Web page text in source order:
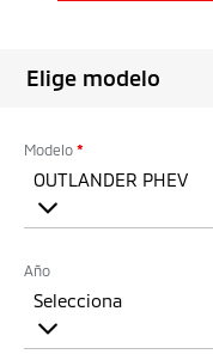
Elige modelo
Modelo *
OUTLANDER PHEV
Año
Selecciona